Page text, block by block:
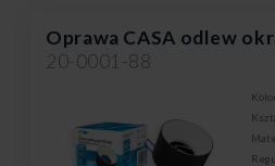
Oprawa CASA odlew
20-0001-88